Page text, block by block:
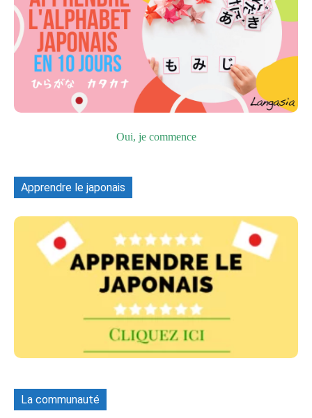
Oui, je commence
Apprendre le japonais
La communauté